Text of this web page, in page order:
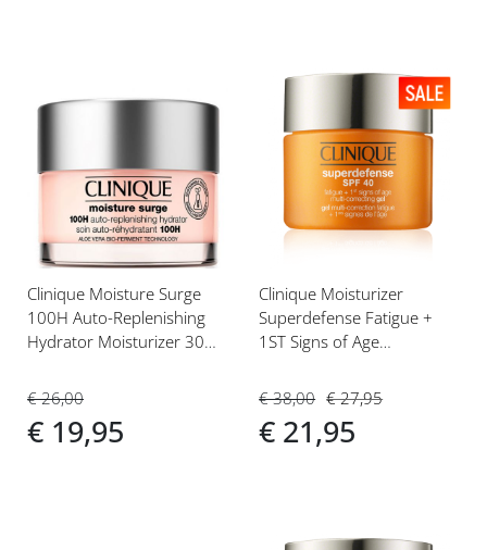
aan
verlanglijst
Clinique Moisture Surge
100H Auto-Replenishing
Hydrator Moisturizer 30ml
€ 26,00
€ 19,95
Voeg
toe
verlanglijst
Clinique Moisturizer
Superdefense Fatigue +
1ST Signs of Age
Gelcrème Alle Huidtypen
(1,2,3,4)
€ 38,00
€ 21,95
€ 27,95